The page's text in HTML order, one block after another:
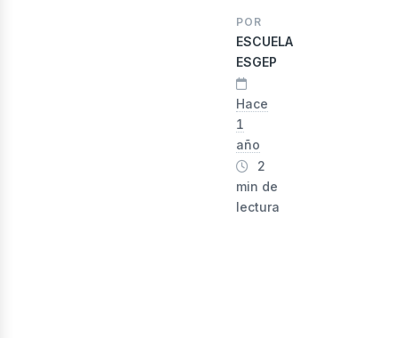
POR
ESCUELA
ESGEP
Hace
1
año
2
min de
lectura